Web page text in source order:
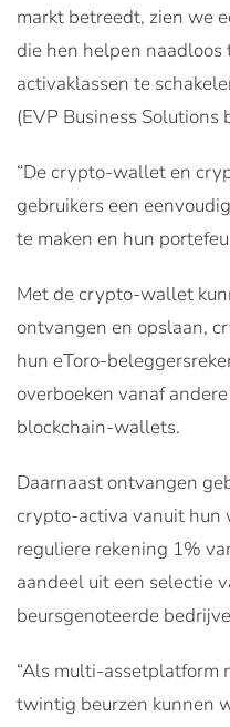
markt betreedt, zien we
die hen helpen
activaklassen te
(EVP Business Solutions
“De crypto-wallet en
gebruikers een
te maken en hun
Met de crypto-wallet
ontvangen en opslaan,
hun eToro-
overboeken vanaf
blockchain-wallets.
Daarnaast ontvangen
crypto-activa vanuit hun
reguliere rekening 1%
aandeel uit een selectie
beursgenoteerde
“Als multi-assetplatform
twintig beurzen kunnen